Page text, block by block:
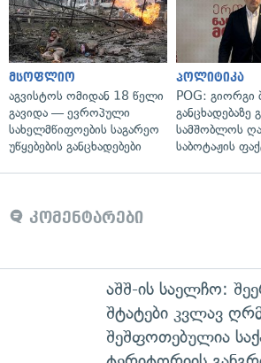
მსოფლიო
აგვისტოს ომიდან 18 წელი
გავიდა — ევროპული
სახელმწიფოების საგარეო
უწყებების განცხადებები
პოლიტიკა
POG: გიორგი
განცხადებაზე
სამშობლოს
საბოტაჟის
კომენტარები
აშშ-ის საელჩო:
შტატები კვლავ
შეშფოთებულია